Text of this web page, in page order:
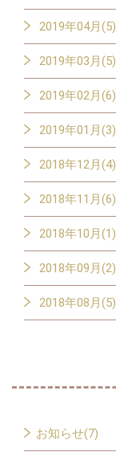
2019年04月(5)
2019年03月(5)
2019年02月(6)
2019年01月(3)
2018年12月(4)
2018年11月(6)
2018年10月(1)
2018年09月(2)
2018年08月(5)
お知らせ(7)